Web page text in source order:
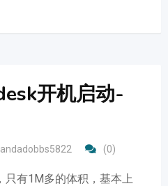
开机启动-
(0)
只有1M多的体积，基本上